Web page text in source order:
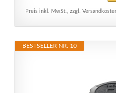
Preis inkl. MwSt., zzgl.
BESTSELLER NR. 10